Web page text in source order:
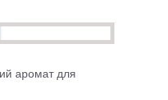
аромат для